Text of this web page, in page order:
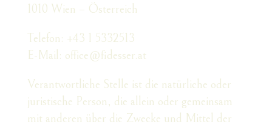
1010 Wien – Österreich
Telefon: +43 1 5332513
E-Mail: office@fidesser.at
Verantwortliche Stelle ist die natürliche oder
juristische Person, die allein oder gemeinsam
mit anderen über die Zwecke und Mittel der